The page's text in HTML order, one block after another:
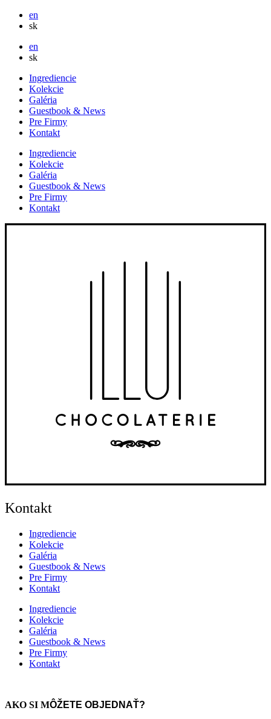
en
sk
en
sk
Ingrediencie
Kolekcie
Galéria
Guestbook & News
Pre Firmy
Kontakt
Ingrediencie
Kolekcie
Galéria
Guestbook & News
Pre Firmy
Kontakt
Kontakt
Ingrediencie
Kolekcie
Galéria
Guestbook & News
Pre Firmy
Kontakt
Ingrediencie
Kolekcie
Galéria
Guestbook & News
Pre Firmy
Kontakt
AKO SI MÔŽETE OBJEDNAŤ?